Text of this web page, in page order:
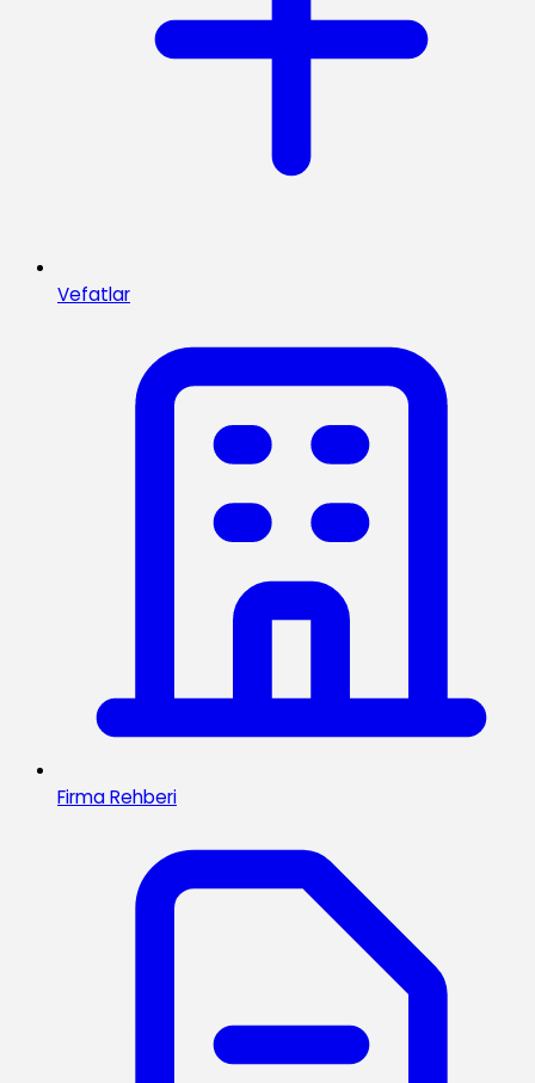
Vefatlar
Firma Rehberi